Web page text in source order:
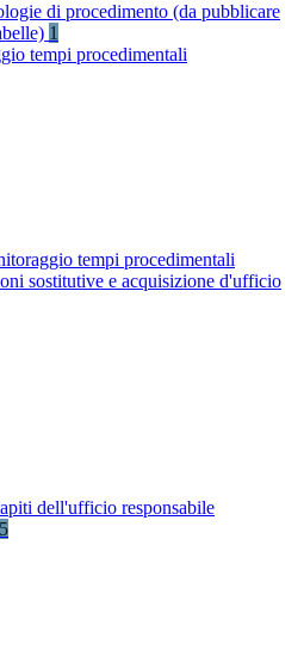
di procedimento (da pubblicare
1
tempi procedimentali
tempi procedimentali
sostitutive e acquisizione d'ufficio
dell'ufficio responsabile